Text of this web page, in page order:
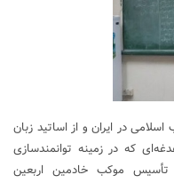
در ایران و از اساتید زبان
که در زمینه توانمندسازی
موکب خادمین اربعین